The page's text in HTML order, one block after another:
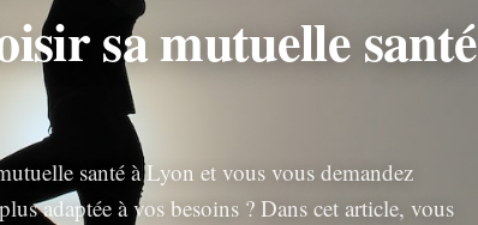
sa mutuelle santé
santé à Lyon et vous vous demandez
adaptée à vos besoins ? Dans cet article, vous